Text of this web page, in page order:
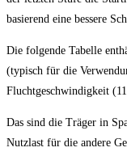
basierend eine bessere
Die folgende Tabelle
(typisch für die
Fluchtgeschwindigkeit
Das sind die Träger in
Nutzlast für die andere